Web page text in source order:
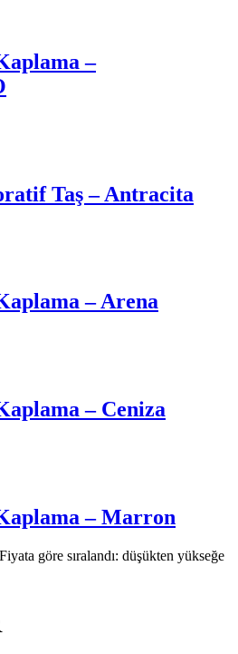
–
Taş – Antracita
– Arena
– Ceniza
– Marron
Fiyata göre sıralandı: düşükten yükseğe